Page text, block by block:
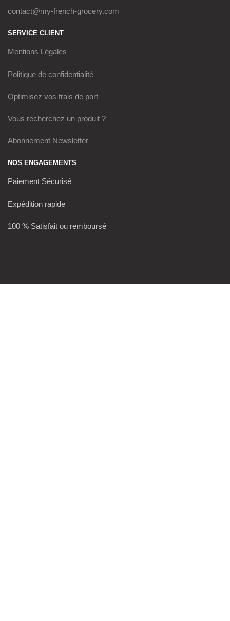
contact@my-french-grocery.com
SERVICE CLIENT
Mentions Légales
Politique de confidentialité
Optimisez vos frais de port
Vous recherchez un produit ?
Abonnement Newsletter
NOS ENGAGEMENTS
Paiement Sécurisé
Expédition rapide
100 % Satisfait ou remboursé